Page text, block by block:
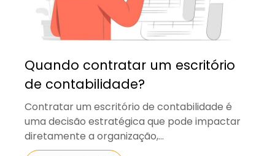
Quando contratar um escritório
de contabilidade?
Contratar um escritório de contabilidade é
uma decisão estratégica que pode impactar
diretamente a organização,...